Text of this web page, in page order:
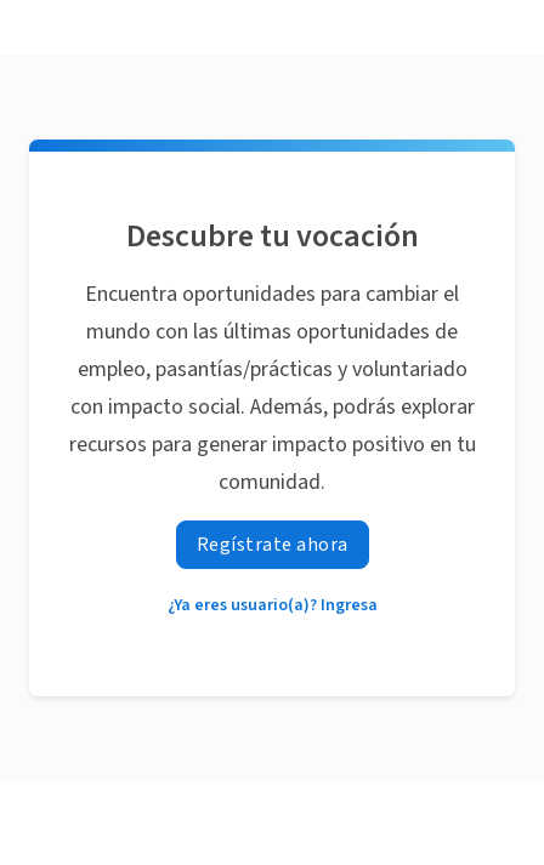
Descubre tu vocación
Encuentra oportunidades para cambiar el
mundo con las últimas oportunidades de
empleo, pasantías/prácticas y voluntariado
con impacto social. Además, podrás explorar
recursos para generar impacto positivo en tu
comunidad.
Regístrate ahora
¿Ya eres usuario(a)? Ingresa